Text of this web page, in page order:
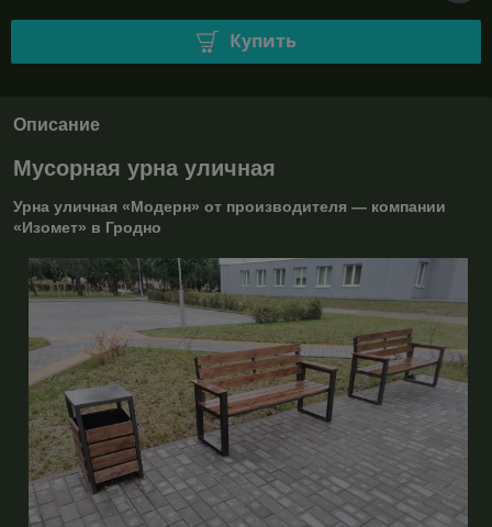
Купить
Описание
Мусорная урна уличная
Урна уличная «Модерн» от производителя — компании
«Изомет» в Гродно